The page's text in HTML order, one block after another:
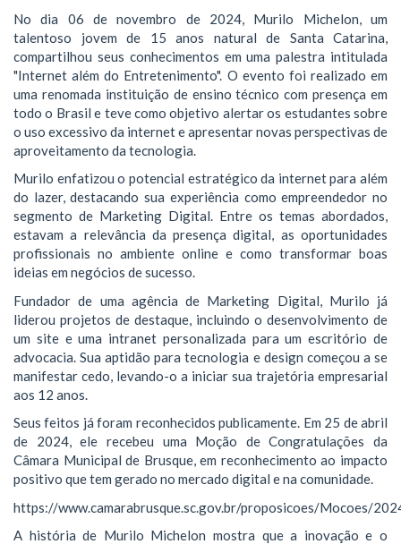
No dia 06 de novembro de 2024, Murilo Michelon, um
talentoso jovem de 15 anos natural de Santa Catarina,
compartilhou seus conhecimentos em uma palestra intitulada
"Internet além do Entretenimento". O evento foi realizado em
uma renomada instituição de ensino técnico com presença em
todo o Brasil e teve como objetivo alertar os estudantes sobre
o uso excessivo da internet e apresentar novas perspectivas de
aproveitamento da tecnologia.
Murilo enfatizou o potencial estratégico da internet para além
do lazer, destacando sua experiência como empreendedor no
segmento de Marketing Digital. Entre os temas abordados,
estavam a relevância da presença digital, as oportunidades
profissionais no ambiente online e como transformar boas
ideias em negócios de sucesso.
Fundador de uma agência de Marketing Digital, Murilo já
liderou projetos de destaque, incluindo o desenvolvimento de
um site e uma intranet personalizada para um escritório de
advocacia. Sua aptidão para tecnologia e design começou a se
manifestar cedo, levando-o a iniciar sua trajetória empresarial
aos 12 anos.
Seus feitos já foram reconhecidos publicamente. Em 25 de abril
de 2024, ele recebeu uma Moção de Congratulações da
Câmara Municipal de Brusque, em reconhecimento ao impacto
positivo que tem gerado no mercado digital e na comunidade.
https://www.camarabrusque.sc.gov.br/proposicoes/Mocoes/
A história de Murilo Michelon mostra que a inovação e o